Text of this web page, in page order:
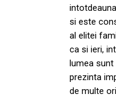
si este
al elitei
ca si ieri,
lumea sunt
prezinta
de multe